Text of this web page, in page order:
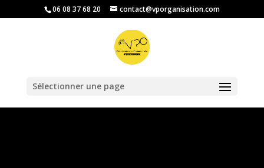
‭06 08 37 68 20‬ contact@vporganisation.com
Sélectionner une page